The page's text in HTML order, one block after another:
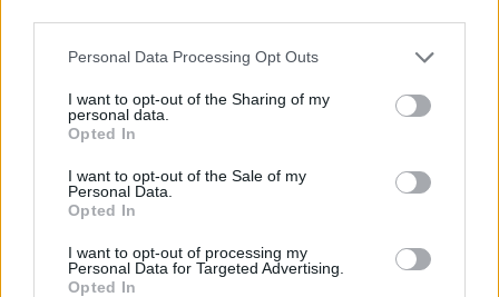
Personal Data Processing Opt Outs
I want to opt-out of the Sharing of my
personal data.
Opted In
I want to opt-out of the Sale of my
Personal Data.
Opted In
I want to opt-out of processing my
Personal Data for Targeted Advertising.
Opted In
néprajzi tárgyak értékesítése és aukcionálása. Hagyatékok és
a tárgyfelvétel folyamatos.